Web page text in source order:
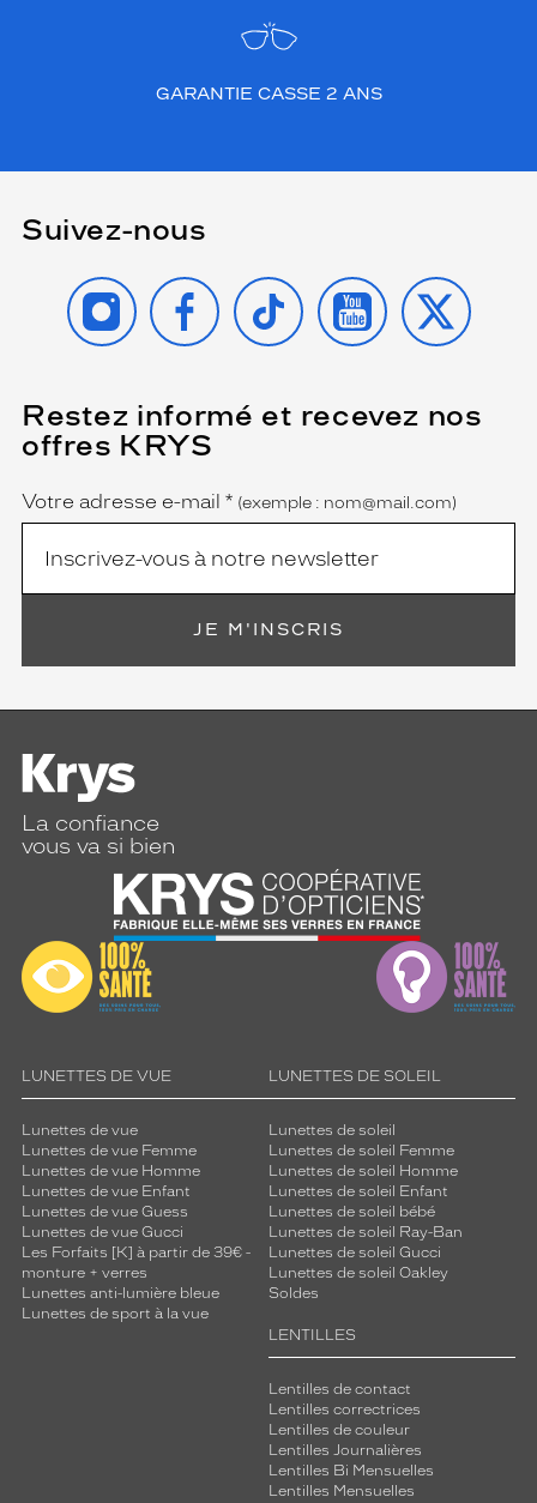
de
monture
Couleur
052
Ecaille
Non
montage
Cerclé
Taille
de
Matière
Plastique
Fournisseur
France
Marque
Guess
GARANTIE CASSE 2 ANS
Suivez-nous
INSTAGRAMFACEBOOK
TIKTOK YOUTUBE
X
Restez informé et recevez nos
offres KRYS
Name
Votre adresse e-mail *
(Ce
champ
est
(exemple : nom@mail.com)
JE M'INSCRIS
La confiance
vous va si bien
LUNETTES DE VUE
Lunettes de vue
Lunettes de vue Femme
Lunettes de vue Homme
Lunettes de vue Enfant
Lunettes de vue Guess
Lunettes de vue Gucci
Les Forfaits [K] à partir de 39€ -
monture + verres
Lunettes anti-lumière bleue
Lunettes de sport à la vue
LUNETTES DE SOLEIL
Lunettes de soleil
Lunettes de soleil Femme
Lunettes de soleil Homme
Lunettes de soleil Enfant
Lunettes de soleil bébé
Lunettes de soleil Ray-Ban
Lunettes de soleil Gucci
Lunettes de soleil Oakley
Soldes
LENTILLES
Lentilles de contact
Lentilles correctrices
Lentilles de couleur
Lentilles Journalières
Lentilles Bi Mensuelles
Lentilles Mensuelles